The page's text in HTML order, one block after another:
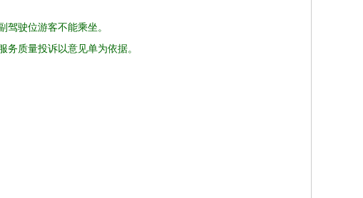
驶位游客不能乘坐。
质量投诉以意见单为依据。